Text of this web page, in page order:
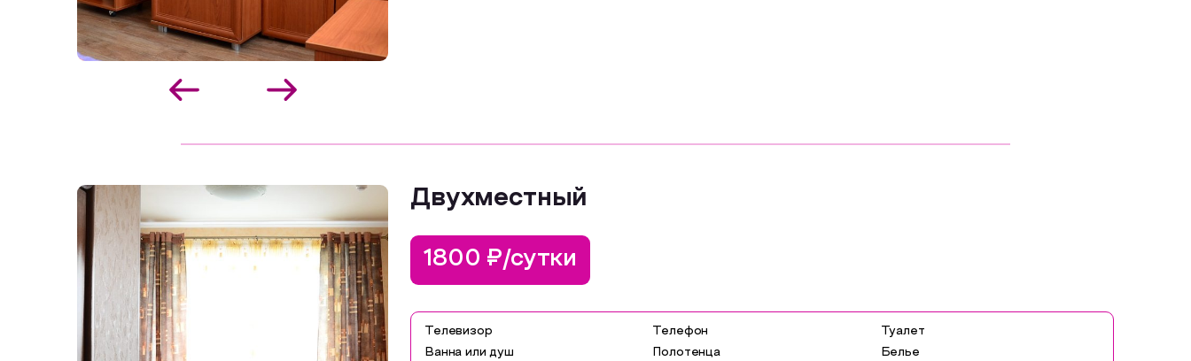
Двухместный
1800 ₽/сутки
Телевизор Телефон
Туалет
Ванна или душ
Полотенца Белье